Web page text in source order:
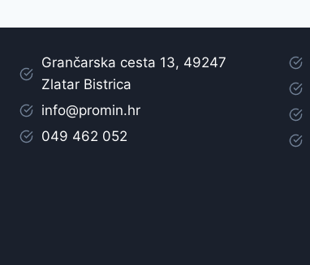
Grančarska cesta 13, 49247
Zlatar Bistrica
info@promin.hr
049 462 052